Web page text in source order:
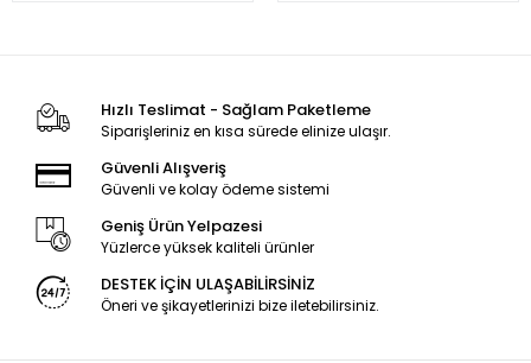
Hızlı Teslimat - Sağlam Paketleme
Siparişleriniz en kısa sürede elinize ulaşır.
Güvenli Alışveriş
Güvenli ve kolay ödeme sistemi
Geniş Ürün Yelpazesi
Yüzlerce yüksek kaliteli ürünler
DESTEK İÇİN ULAŞABİLİRSİNİZ
Öneri ve şikayetlerinizi bize iletebilirsiniz.